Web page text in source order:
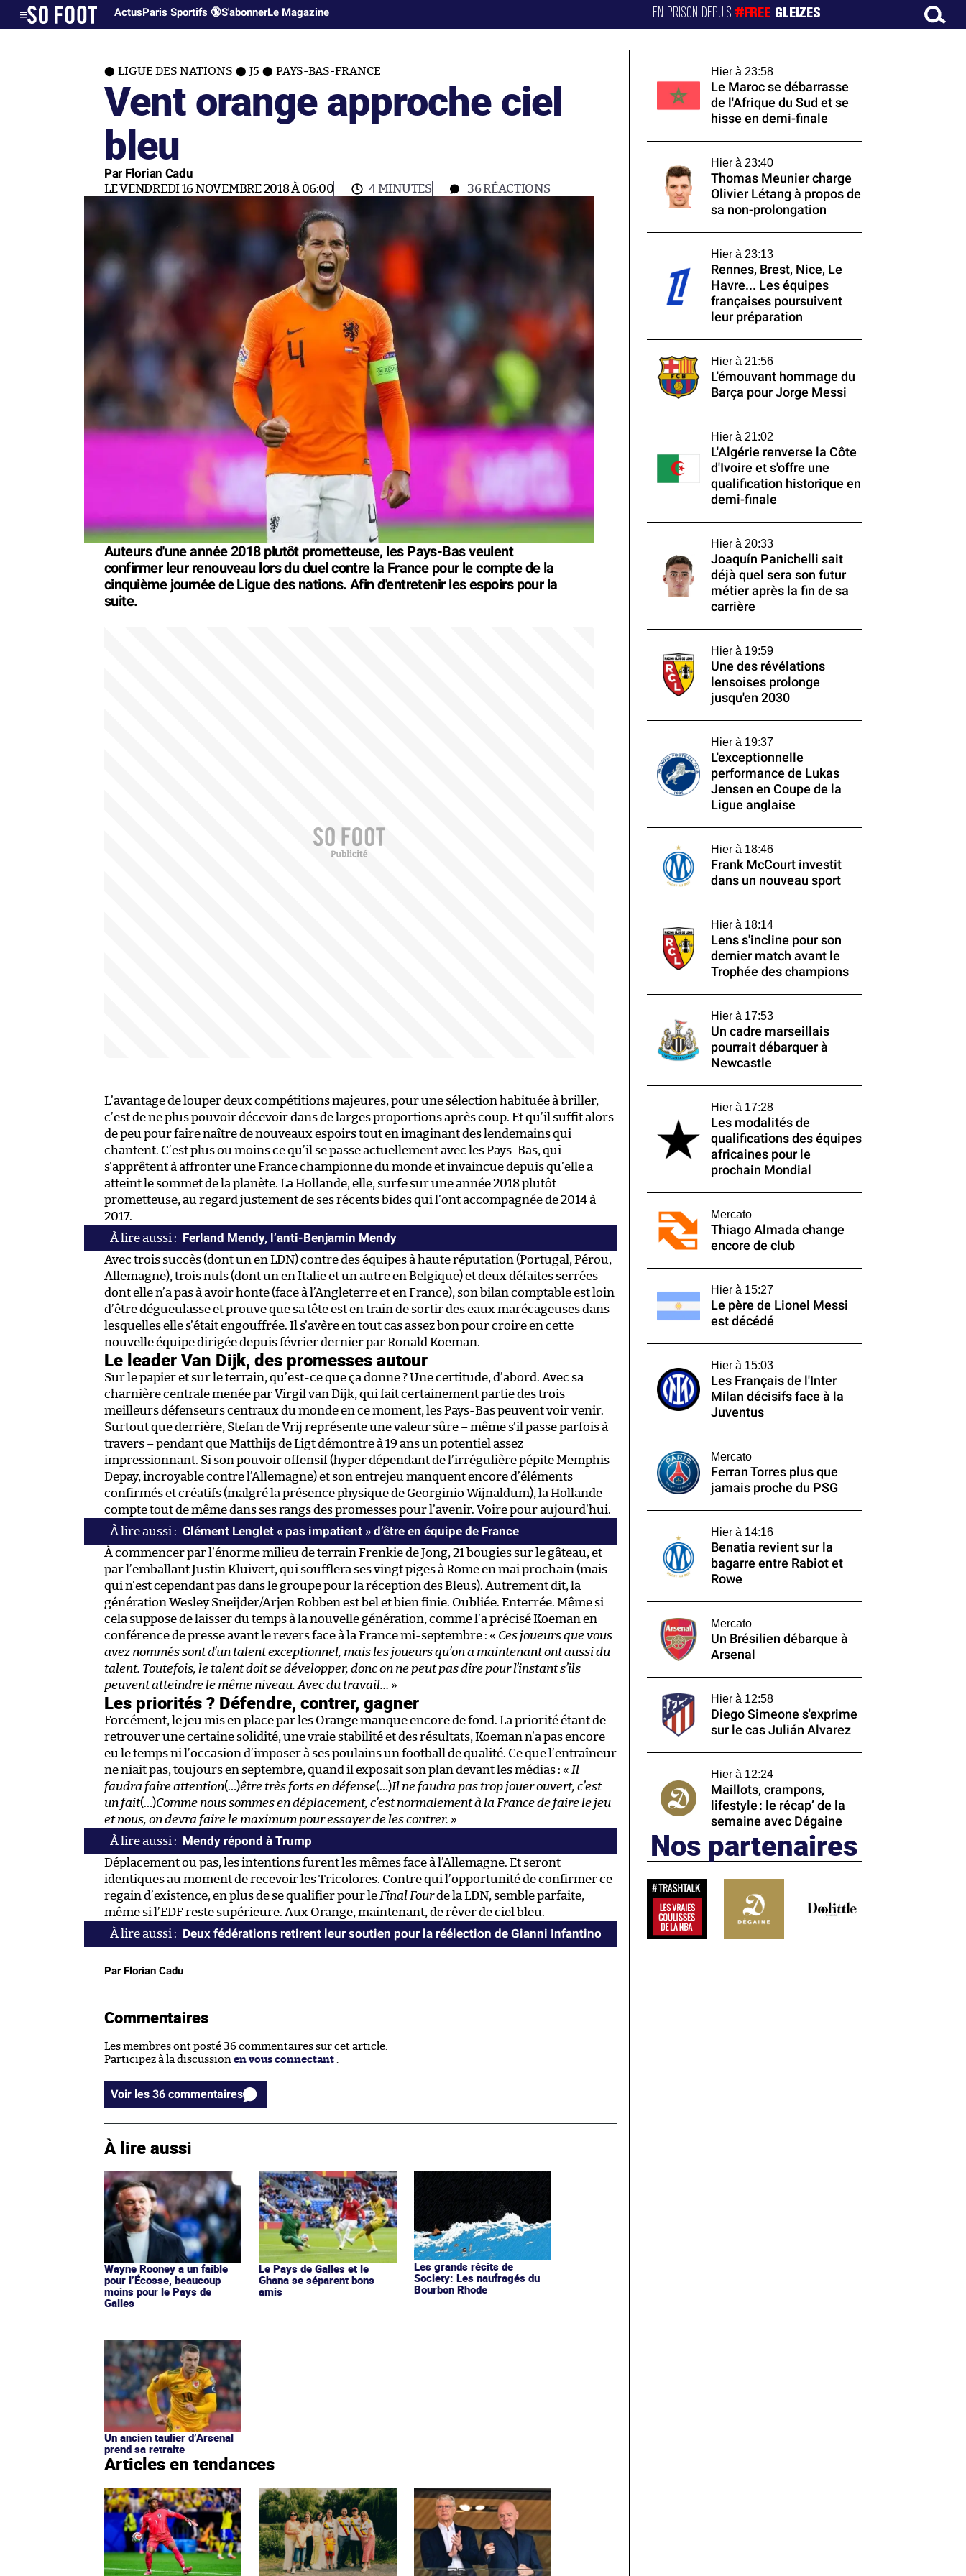
ActusParis Sportifs 🔞S'abonnerLe Magazine EN PRISON DEPUIS#FREE GLEIZES
LIGUE DES NATIONS J5 PAYS-BAS-FRANCE
Vent orange approche ciel
bleu
Par Florian Cadu
LE VENDREDI 16 NOVEMBRE 2018 À 06:00 4 MINUTES 36RÉACTIONS
Auteurs d'une année 2018 plutôt prometteuse, les Pays-Bas veulent
confirmer leur renouveau lors du duel contre la France pour le compte de la
cinquième journée de Ligue des nations. Afin d'entretenir les espoirs pour la
suite.
L’avantage de louper deux compétitions majeures, pour une sélection habituée à briller,
c’est de ne plus pouvoir décevoir dans de larges proportions après coup. Et qu’il suffit alors
de peu pour faire naître de nouveaux espoirs tout en imaginant des lendemains qui
chantent. C’est plus ou moins ce qu’il se passe actuellement avec les Pays-Bas, qui
s’apprêtent à affronter une France championne du monde et invaincue depuis qu’elle a
atteint le sommet de la planète. La Hollande, elle, surfe sur une année 2018 plutôt
prometteuse, au regard justement de ses récents bides qui l’ont accompagnée de 2014 à
2017.
Ferland Mendy, l’anti-Benjamin Mendy
Avec trois succès (dont un en LDN) contre des équipes à haute réputation (Portugal, Pérou,
Allemagne), trois nuls (dont un en Italie et un autre en Belgique) et deux défaites serrées
dont elle n’a pas à avoir honte (face à l’Angleterre et en France), son bilan comptable est loin
d’être dégueulasse et prouve que sa tête est en train de sortir des eaux marécageuses dans
lesquelles elle s’était engouffrée. Il s’avère en tout cas assez bon pour croire en cette
nouvelle équipe dirigée depuis février dernier par Ronald Koeman.
Le leader Van Dijk, des promesses autour
Sur le papier et sur le terrain, qu’est-ce que ça donne ? Une certitude, d’abord. Avec sa
charnière centrale menée par Virgil van Dijk, qui fait certainement partie des trois
meilleurs défenseurs centraux du monde en ce moment, les Pays-Bas peuvent voir venir.
Surtout que derrière, Stefan de Vrij représente une valeur sûre – même s’il passe parfois à
travers – pendant que Matthijs de Ligt démontre à 19 ans un potentiel assez
impressionnant. Si son pouvoir offensif (hyper dépendant de l’irrégulière pépite Memphis
Depay, incroyable contre l’Allemagne) et son entrejeu manquent encore d’éléments
confirmés et créatifs (malgré la présence physique de Georginio Wijnaldum), la Hollande
compte tout de même dans ses rangs des promesses pour l’avenir. Voire pour aujourd’hui.
Clément Lenglet « pas impatient » d’être en équipe de France
À commencer par l’énorme milieu de terrain Frenkie de Jong, 21 bougies sur le gâteau, et
par l’emballant Justin Kluivert, qui soufflera ses vingt piges à Rome en mai prochain (mais
qui n’est cependant pas dans le groupe pour la réception des Bleus). Autrement dit, la
génération Wesley Sneijder/Arjen Robben est bel et bien finie. Oubliée. Enterrée. Même si
cela suppose de laisser du temps à la nouvelle génération, comme l’a précisé Koeman en
conférence de presse avant le revers face à la France mi-septembre : « Ces joueurs que vous
avez nommés sont d’un talent exceptionnel, mais les joueurs qu’on a maintenant ont aussi du
talent. Toutefois, le talent doit se développer, donc on ne peut pas dire pour l’instant s’ils
peuvent atteindre le même niveau. Avec du travail… »
Les priorités ? Défendre, contrer, gagner
Forcément, le jeu mis en place par les Orange manque encore de fond. La priorité étant de
retrouver une certaine solidité, une vraie stabilité et des résultats, Koeman n’a pas encore
eu le temps ni l’occasion d’imposer à ses poulains un football de qualité. Ce que l’entraîneur
ne niait pas, toujours en septembre, quand il exposait son plan devant les médias : « Il
faudra faire attention(…)être très forts en défense(…)Il ne faudra pas trop jouer ouvert, c’est
un fait(…)Comme nous sommes en déplacement, c’est normalement à la France de faire le jeu
et nous, on devra faire le maximum pour essayer de les contrer. »
Mendy répond à Trump
Déplacement ou pas, les intentions furent les mêmes face à l’Allemagne. Et seront
identiques au moment de recevoir les Tricolores. Contre qui l’opportunité de confirmer ce
regain d’existence, en plus de se qualifier pour le Final Fourde la LDN, semble parfaite,
même si l’EDF reste supérieure. Aux Orange, maintenant, de rêver de ciel bleu.
Deux fédérations retirent leur soutien pour la réélection de Gianni Infantino
Par Florian Cadu
Commentaires
Les membres ont posté 36 commentaires sur cet article.
Participez à la discussion en vous connectant
Voir les 36 commentaires
À lire aussi
Wayne Rooney a un faible
pour l’Écosse, beaucoup
moins pour le Pays de
Galles
Le Pays de Galles et le
Ghana se séparent bons
amis
Les grands récits de
Society: Les naufragés du
Bourbon Rhode
Un ancien taulier d’Arsenal
prend sa retraite
Articles en tendances
Hier à 23:58
Le Maroc se débarrasse
de l'Afrique du Sud et se
hisse en demi-finale
Hier à 23:40
Thomas Meunier charge
Olivier Létang à propos de
sa non-prolongation
Hier à 23:13
Rennes, Brest, Nice, Le
Havre... Les équipes
françaises poursuivent
leur préparation
Hier à 21:56
L'émouvant hommage du
Barça pour Jorge Messi
Hier à 21:02
L'Algérie renverse la Côte
d'Ivoire et s'offre une
qualification historique en
demi-finale
Hier à 20:33
Joaquín Panichelli sait
déjà quel sera son futur
métier après la fin de sa
carrière
Hier à 19:59
Une des révélations
lensoises prolonge
jusqu'en 2030
Hier à 19:37
L'exceptionnelle
performance de Lukas
Jensen en Coupe de la
Ligue anglaise
Hier à 18:46
Frank McCourt investit
dans un nouveau sport
Hier à 18:14
Lens s'incline pour son
dernier match avant le
Trophée des champions
Hier à 17:53
Un cadre marseillais
pourrait débarquer à
Newcastle
Hier à 17:28
Les modalités de
qualifications des équipes
africaines pour le
prochain Mondial
Mercato
Thiago Almada change
encore de club
Hier à 15:27
Le père de Lionel Messi
est décédé
Hier à 15:03
Les Français de l'Inter
Milan décisifs face à la
Juventus
Mercato
Ferran Torres plus que
jamais proche du PSG
Hier à 14:16
Benatia revient sur la
bagarre entre Rabiot et
Rowe
Mercato
Un Brésilien débarque à
Arsenal
Hier à 12:58
Diego Simeone s'exprime
sur le cas Julián Alvarez
Hier à 12:24
Maillots, crampons,
lifestyle : le récap’ de la
semaine avec Dégaine
Nos partenaires